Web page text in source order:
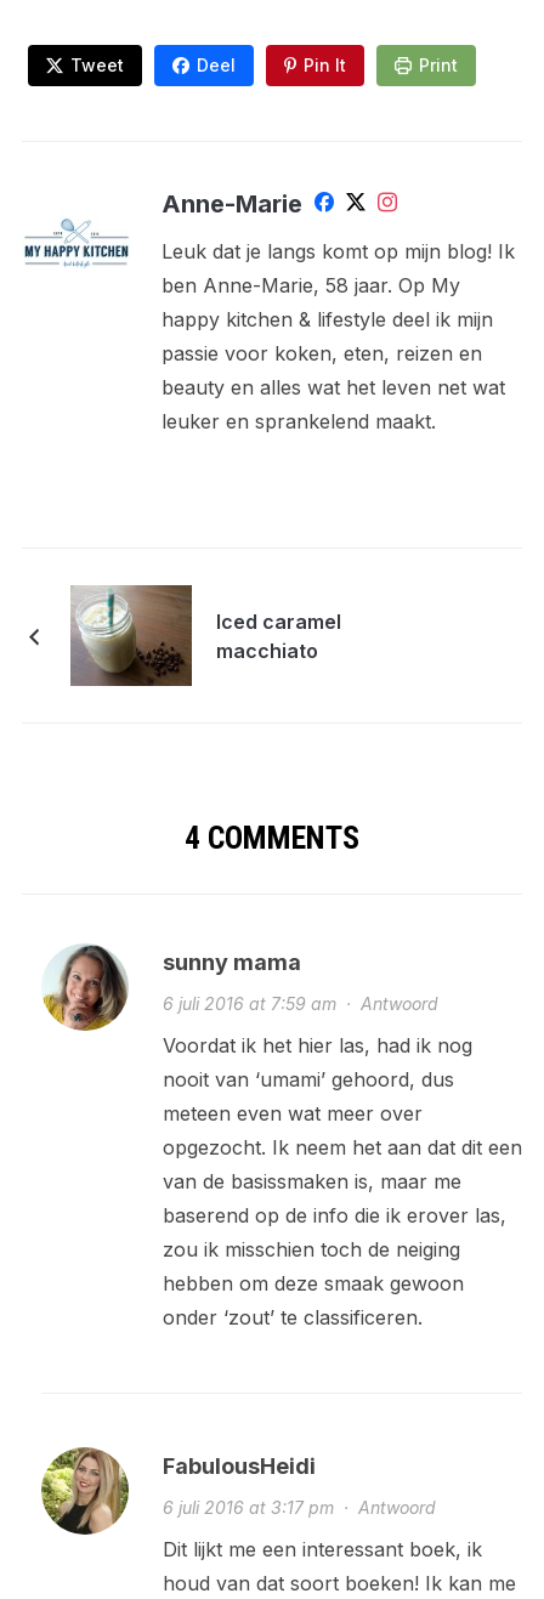
Tweet Deel Pin It Print
Anne-Marie
Leuk dat je langs komt op mijn blog! Ik
ben Anne-Marie, 58 jaar. Op My
happy kitchen & lifestyle deel ik mijn
passie voor koken, eten, reizen en
beauty en alles wat het leven net wat
leuker en sprankelend maakt.
Iced caramel
macchiato
4 COMMENTS
sunny mama
6 juli 2016 at 7:59 am· Antwoord
Voordat ik het hier las, had ik nog
nooit van ‘umami’ gehoord, dus
meteen even wat meer over
opgezocht. Ik neem het aan dat dit een
van de basissmaken is, maar me
baserend op de info die ik erover las,
zou ik misschien toch de neiging
hebben om deze smaak gewoon
onder ‘zout’ te classificeren.
FabulousHeidi
6 juli 2016 at 3:17 pm· Antwoord
Dit lijkt me een interessant boek, ik
houd van dat soort boeken! Ik kan me